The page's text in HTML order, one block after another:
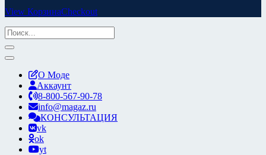
View КорзинаCheckout
О Моде
Аккаунт
8-800-567-90-78
info@magaz.ru
КОНСУЛЬТАЦИЯ
vk
ok
yt